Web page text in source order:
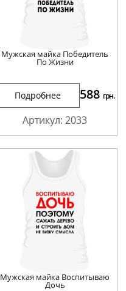
Мужская майка Победитель
По Жизни
Подробнее 588 грн.
Артикул: 2033
Мужская майка Воспитываю
Дочь